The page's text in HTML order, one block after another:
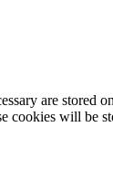
are stored
cookies will be